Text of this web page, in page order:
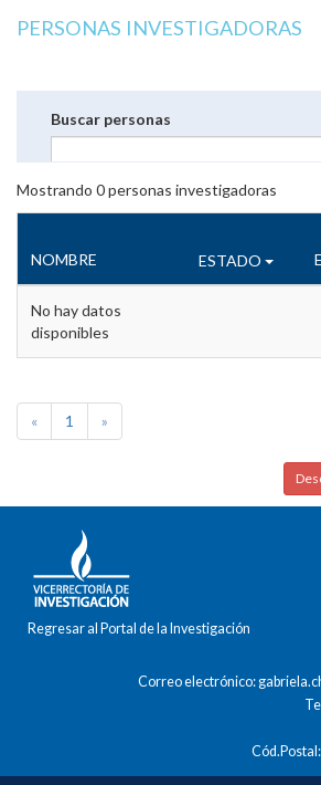
PERSONAS INVESTIGADORAS
Buscar personas
Mostrando 0personas investigadoras
NOMBRE ESTADO
No hay datos
disponibles
« 1 »
Regresar al Portal de la Investigación
Correo electrónico: